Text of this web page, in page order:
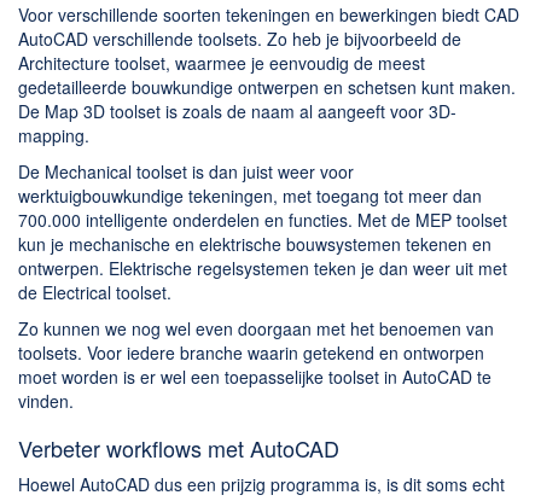
Voor verschillende soorten tekeningen en bewerkingen biedt CAD
AutoCAD verschillende toolsets. Zo heb je bijvoorbeeld de
Architecture toolset, waarmee je eenvoudig de meest
gedetailleerde bouwkundige ontwerpen en schetsen kunt maken.
De Map 3D toolset is zoals de naam al aangeeft voor 3D-
mapping.
De Mechanical toolset is dan juist weer voor
werktuigbouwkundige tekeningen, met toegang tot meer dan
700.000 intelligente onderdelen en functies. Met de MEP toolset
kun je mechanische en elektrische bouwsystemen tekenen en
ontwerpen. Elektrische regelsystemen teken je dan weer uit met
de Electrical toolset.
Zo kunnen we nog wel even doorgaan met het benoemen van
toolsets. Voor iedere branche waarin getekend en ontworpen
moet worden is er wel een toepasselijke toolset in AutoCAD te
vinden.
Verbeter workflows met AutoCAD
Hoewel AutoCAD dus een prijzig programma is, is dit soms echt